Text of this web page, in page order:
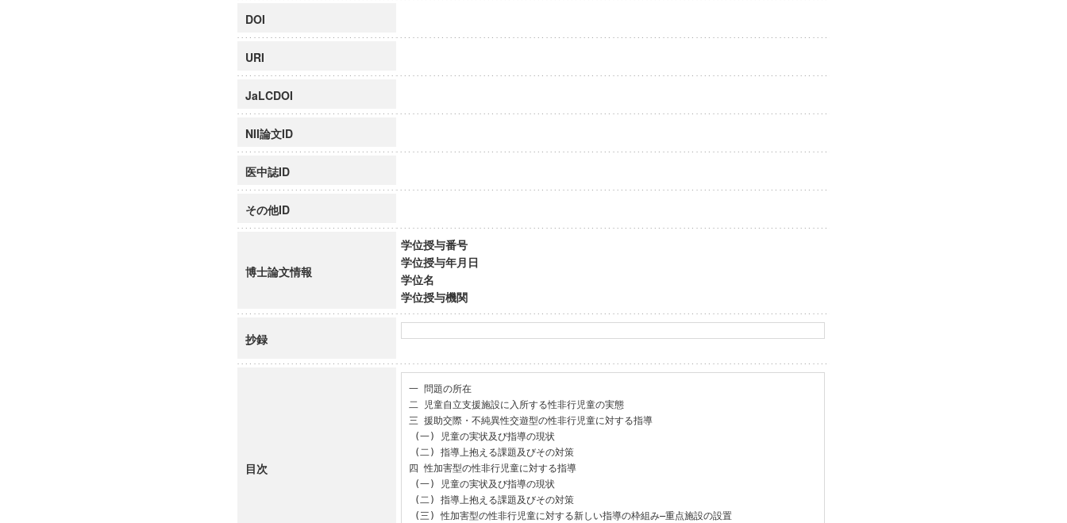
DOI
URI
JaLCDOI
NII論文ID
医中誌ID
その他ID
博士論文情報
学位授与番号
学位授与年月日
学位名
学位授与機関
抄録
目次
一 問題の所在
二 児童自立支援施設に入所する性非行児童の実態
三 援助交際・不純異性交遊型の性非行児童に対する指導
四 性加害型の性非行児童に対する指導